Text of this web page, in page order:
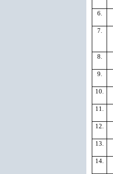
6.
7.
8.
9.
10.
11.
12.
13.
14.